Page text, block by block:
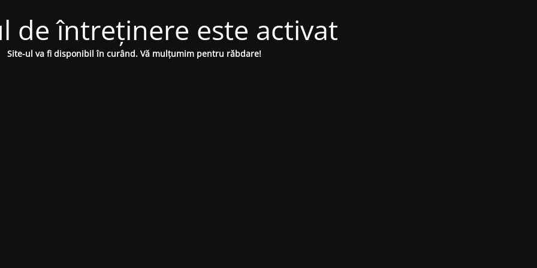
de întreținere este activat
Site-ul va fi disponibil în curând. Vă mulțumim pentru răbdare!